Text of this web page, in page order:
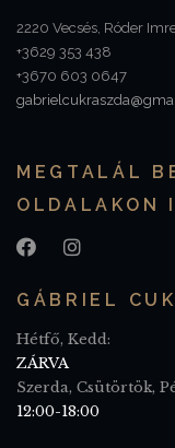
2220 Vecsés, Róder
+3629 353 438
+3670 603 0647
MEGTALÁL
OLDALAKON
GÁBRIEL
Hétfő, Kedd:
ZÁRVA
Szerda, Csütörtök,
12:00-18:00